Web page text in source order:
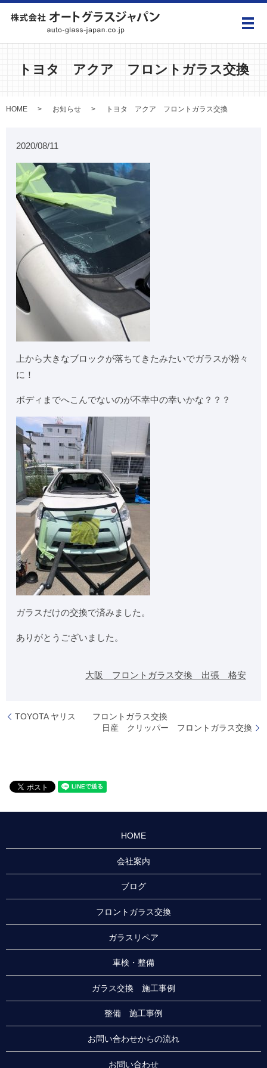
メ
トヨタ アクア フロントガラス交換
HOME お知らせ トヨタ アクア フロントガラス交換
2020/08/11
上から大きなブロックが落ちてきたみたいでガラスが粉々
に！
ボディまでへこんでないのが不幸中の幸いかな？？？
ガラスだけの交換で済みました。
ありがとうございました。
大阪 フロントガラス交換 出張 格安
TOYOTA ヤリス フロントガラス交換
日産 クリッパー フロントガラス交換
HOME
会社案内
ブログ
フロントガラス交換
ガラスリペア
車検・整備
ガラス交換 施工事例
整備 施工事例
お問い合わせからの流れ
お問い合わせ